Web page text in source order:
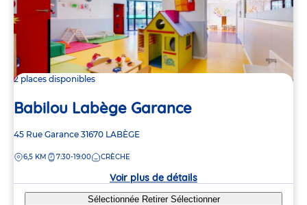
2 places disponibles
Babilou Labège Garance
Adresse
la
45 Rue Garance 31670 LABÈGE
DISTANCE
6,5 KM 7:30-19:00 CRÈCHE
Voir plus de détails
Sélectionnée Retirer Sélectionner